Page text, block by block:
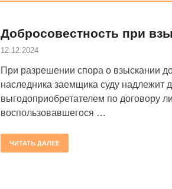
Добросовестность при
12.12.2024
При разрешении спора о взыскании
наследника заемщика суду надлежит
выгодоприобретателем по договору
воспользовавшегося …
ЧИТАТЬ ДАЛЕЕ